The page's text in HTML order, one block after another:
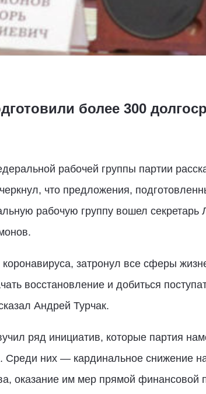
более 300
рабочей группы партии
что предложения,
рабочую группу вошел секретарь
затронул все сферы
восстановление и добиться
Андрей Турчак.
ряд инициатив, которые партия
Среди них — кардинальное снижение
оказание им мер прямой